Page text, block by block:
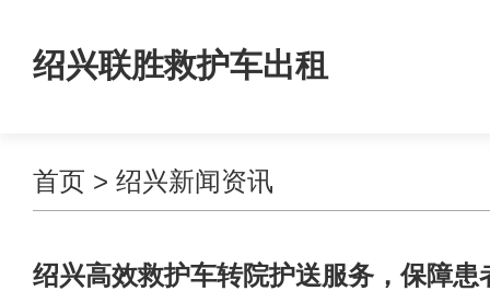
绍兴联胜救护车出租
首页 > 绍兴新闻资讯
绍兴高效救护车转院护送服务，保障患